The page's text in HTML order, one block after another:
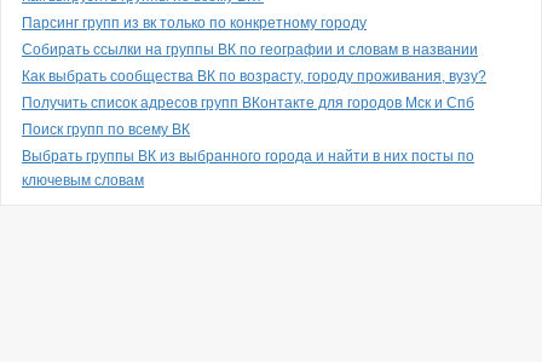
Парсинг групп из вк только по конкретному городу
Собирать ссылки на группы ВК по географии и словам в названии
Как выбрать сообщества ВК по возрасту, городу проживания, вузу?
Получить список адресов групп ВКонтакте для городов Мск и Спб
Поиск групп по всему ВК
Выбрать группы ВК из выбранного города и найти в них посты по
ключевым словам